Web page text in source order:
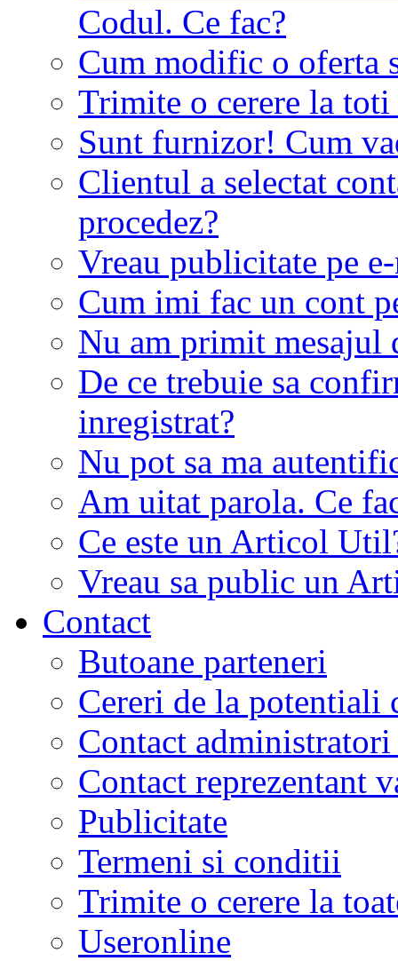
Codul. Ce fac?
Cum modific o oferta
Trimite o cerere la
Sunt furnizor! Cum
Clientul a selectat
procedez?
Vreau publicitate pe
Cum imi fac un cont
Nu am primit mesajul
De ce trebuie sa
inregistrat?
Nu pot sa ma
Am uitat parola. Ce
Ce este un Articol
Vreau sa public un
Contact
Butoane parteneri
Cereri de la potentiali
Contact
Contact reprezentant
Publicitate
Termeni si conditii
Trimite o cerere la
Useronline